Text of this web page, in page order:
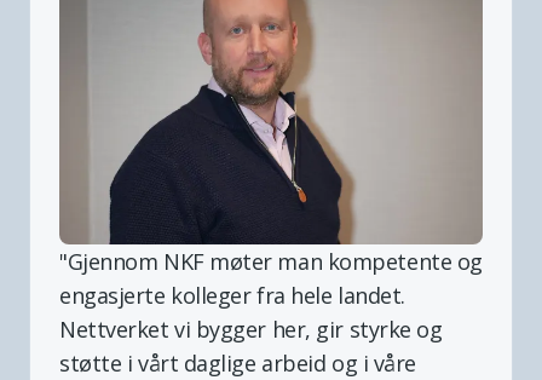
"Gjennom NKF møter man kompetente og
engasjerte kolleger fra hele landet.
Nettverket vi bygger her, gir styrke og
støtte i vårt daglige arbeid og i våre